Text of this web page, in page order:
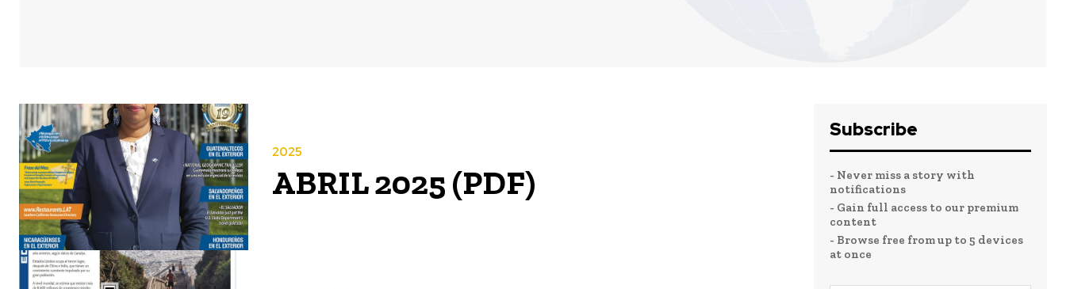
2025
ABRIL 2025 (PDF)
Subscribe
- Never miss a story with
notifications
- Gain full access to our premium
content
- Browse free from up to 5 devices
at once